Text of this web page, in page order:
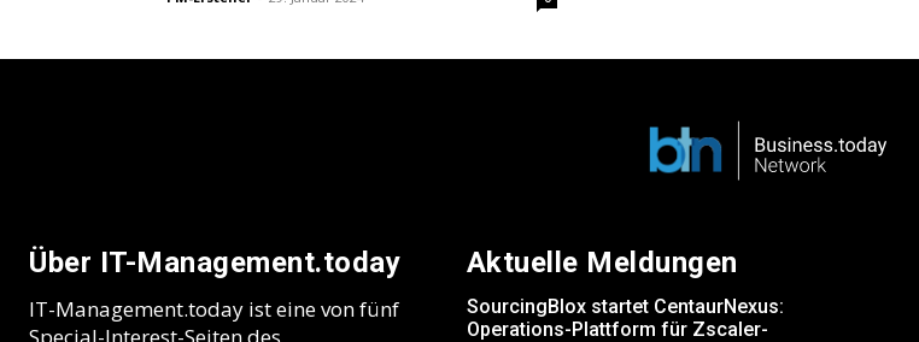
Über IT-Management.today
IT-Management.today ist eine von fünf
Aktuelle Meldungen
SourcingBlox startet CentaurNexus:
Operations-Plattform für Zscaler-